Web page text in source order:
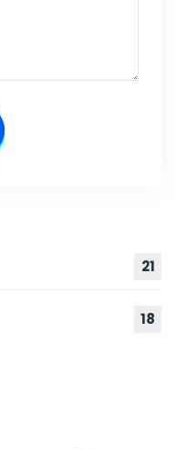
21
18